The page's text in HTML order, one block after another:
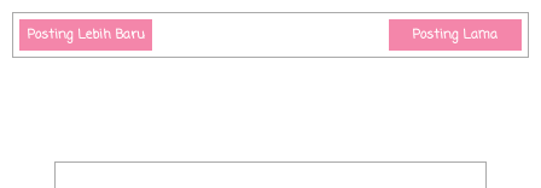
Posting Lebih Baru Posting Lama